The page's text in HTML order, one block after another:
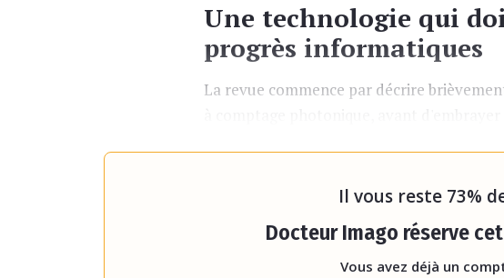
Une technologie qui
progrès informatiques
La revue commence par décrire
Il vous reste 73%
Docteur Imago réserve
Vous avez déjà un